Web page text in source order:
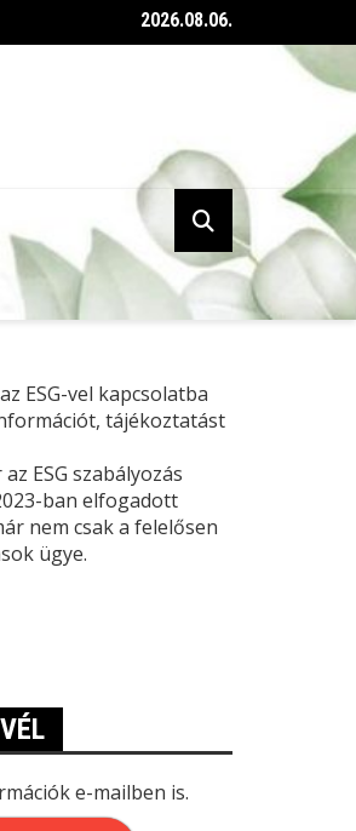
szóló kormányrendelet
2026.08.06.
ESG-vel kapcsolatba
tájékoztatást
ESG szabályozás
ban elfogadott
nem csak a felelősen
ügye.
e-mailben is.